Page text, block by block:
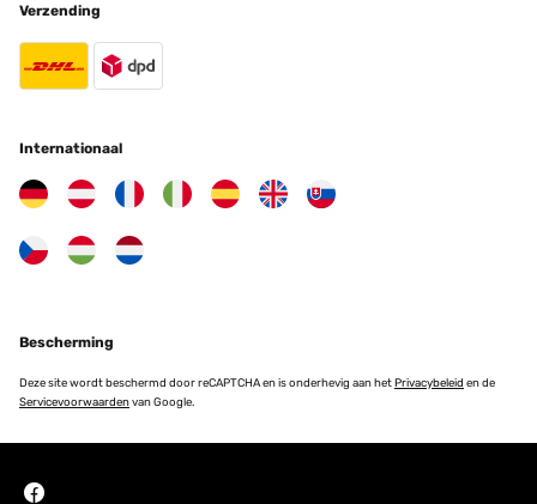
Amazon-Benutzer
Vertaal
Amazon-Benutzer
Verzending
Internationaal
Bescherming
Deze site wordt beschermd door reCAPTCHA en is onderhevig aan hetPrivacybeleid en de
Servicevoorwaardenvan Google.